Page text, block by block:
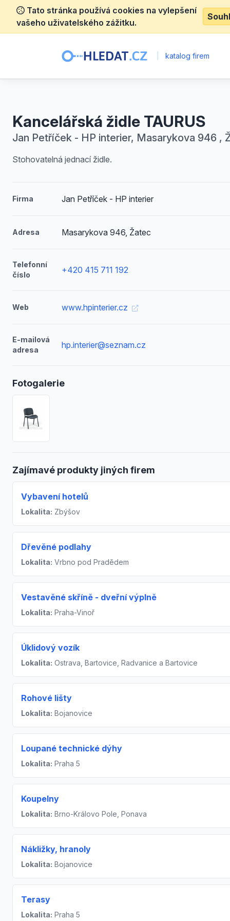
Tato stránka používá cookies na vylepšení
vašeho uživatelského zážitku.
katalog firem
Kancelářská židle TAURUS
Jan Petříček - HP interier, Masarykova 946 ,
Stohovatelná jednací židle.
Firma Jan Petříček - HP interier
Adresa Masarykova 946, Žatec
Telefonní
číslo
+420 415 711 192
Web www.hpinterier.cz
E-mailová
adresa
hp.interier@seznam.cz
Fotogalerie
Zajímavé produkty jiných firem
Vybavení hotelů
Lokalita: Zbýšov
Dřevěné podlahy
Lokalita: Vrbno pod Pradědem
Vestavěné skříně - dveřní výplně
Lokalita: Praha-Vinoř
Úklidový vozík
Lokalita: Ostrava, Bartovice, Radvanice a Bartovice
Rohové lišty
Lokalita: Bojanovice
Loupané technické dýhy
Lokalita: Praha 5
Koupelny
Lokalita: Brno-Královo Pole, Ponava
Nákližky, hranoly
Lokalita: Bojanovice
Terasy
Lokalita: Praha 5